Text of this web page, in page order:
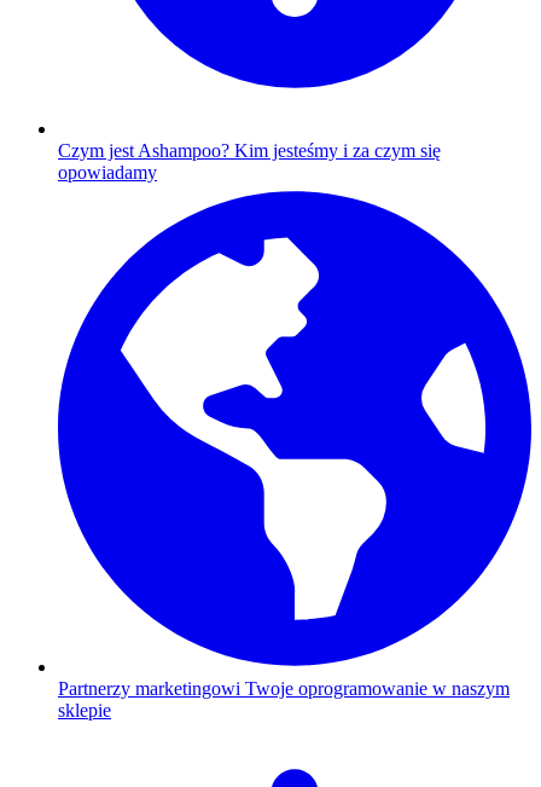
Czym jest Ashampoo? Kim jesteśmy i za czym się
opowiadamy
Partnerzy marketingowi Twoje oprogramowanie w naszym
sklepie